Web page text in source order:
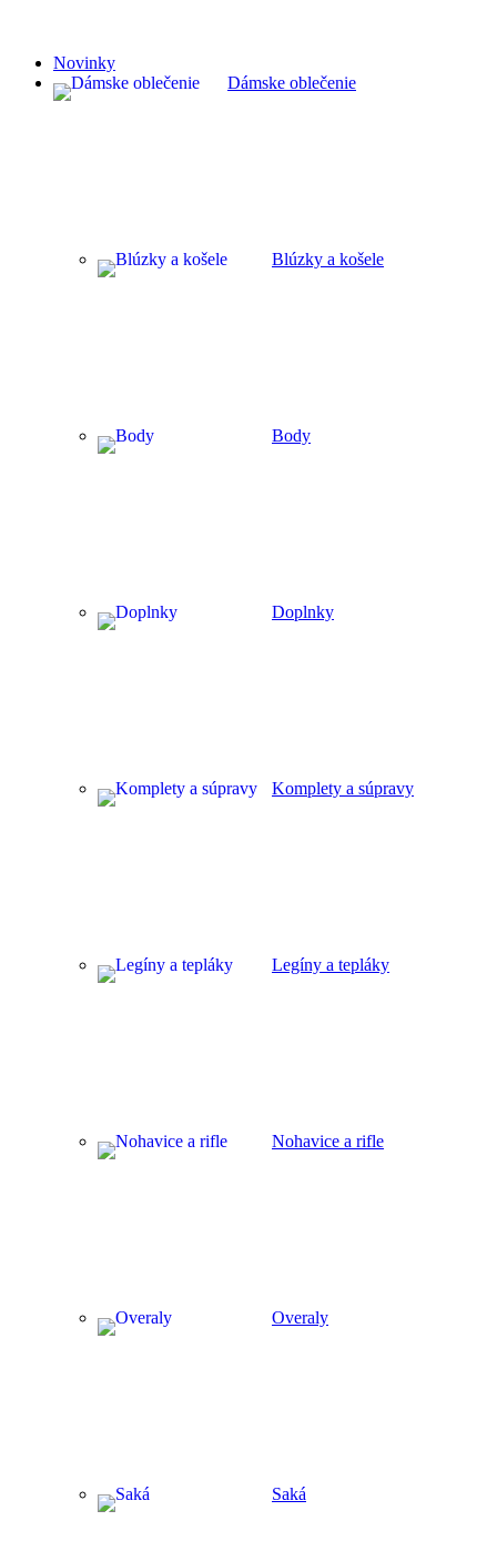
Novinky
Dámske oblečenie
Blúzky a košele
Body
Doplnky
Komplety a súpravy
Legíny a tepláky
Nohavice a rifle
Overaly
Saká